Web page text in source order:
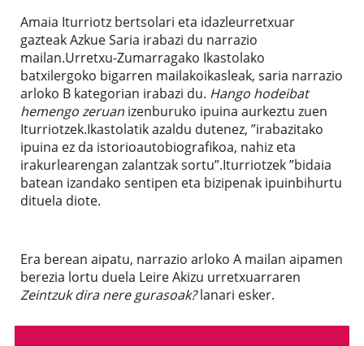
Amaia Iturriotz bertsolari eta idazleurretxuar
gazteak Azkue Saria irabazi du narrazio
mailan.Urretxu-Zumarragako Ikastolako
batxilergoko bigarren mailakoikasleak, saria narrazio
arloko B kategorian irabazi du. Hango hodeibat
hemengo zeruanizenburuko ipuina aurkeztu zuen
Iturriotzek.Ikastolatik azaldu dutenez, ”irabazitako
ipuina ez da istorioautobiografikoa, nahiz eta
irakurlearengan zalantzak sortu”.Iturriotzek ”bidaia
batean izandako sentipen eta bizipenak ipuinbihurtu
dituela diote.
Era berean aipatu, narrazio arloko A mailan aipamen
berezia lortu duela Leire Akizu urretxuarraren
Zeintzuk dira nere gurasoak?lanari esker.